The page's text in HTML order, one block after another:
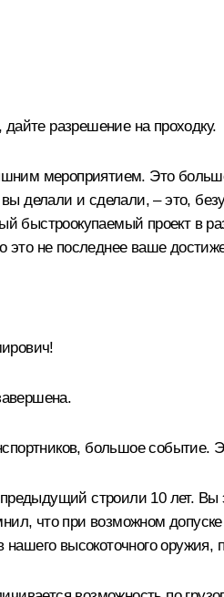
разрешение на проходку.
мероприятием. Это
делали и сделали, – это,
быстроокупаемый проект в
это не последнее ваше
большое событие.
строили 10 лет. Вы
что при возможном
высокоточного оружия,